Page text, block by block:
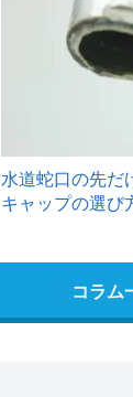
水道蛇口の先だ
キャップの選び
コラム